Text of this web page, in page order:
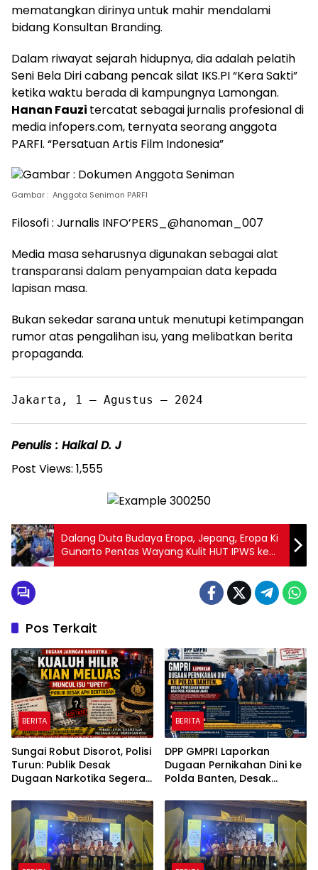
mematangkan dirinya untuk mahir mendalami
bidang Konsultan Branding.
Dalam riwayat sejarah hidupnya, dia adalah pelatih
Seni Bela Diri cabang pencak silat IKS.PI “Kera Sakti”
ketika waktu berada di kampungnya Lamongan.
Hanan Fauzi tercatat sebagai jurnalis profesional di
media infopers.com, ternyata seorang anggota
PARFI. “Persatuan Artis Film Indonesia”
Gambar : Anggota Seniman PARFI
Filosofi : Jurnalis INFO’PERS_@hanoman_007
Media masa seharusnya digunakan sebagai alat
transparansi dalam penyampaian data kepada
lapisan masa.
Bukan sekedar sarana untuk menutupi ketimpangan
rumor atas pengalihan isu, yang melibatkan berita
propaganda.
Jakarta, 1 – Agustus – 2024
Penulis : Haikal D. J
Post Views: 1,555
Dalang Duta Budaya Eropa, Jepang, Eropa Ki
Gunarto Pentas Wayang Kulit HUT IPWS ke
5th
Pos Terkait
BERITA
Sungai Robut Disorot, Polisi
Turun: Publik Desak
Dugaan Narkotika Segera
BERITA
DPP GMPRI Laporkan
Dugaan Pernikahan Dini ke
Polda Banten, Desak
Perlindungan Anak